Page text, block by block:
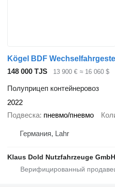
Kögel BDF
148 000 TJS
13 900 € ≈ 16 060 $
Полуприцеп контейнеровоз
2022
Подвеска пневмо/пневмо
Германия, Lahr
Klaus Dold Nutzfahrzeuge